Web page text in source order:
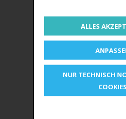
ALLES
NUR TECHNISCH
COOKIES
ÄHNLICHE